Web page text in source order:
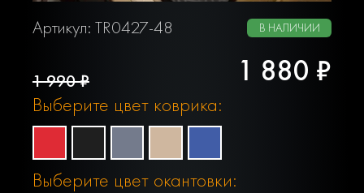
Артикул: TR0427-48 В НАЛИЧИИ
1 990 ₽ 1 880 ₽
Выберите цвет коврика:
Выберите цвет окантовки: